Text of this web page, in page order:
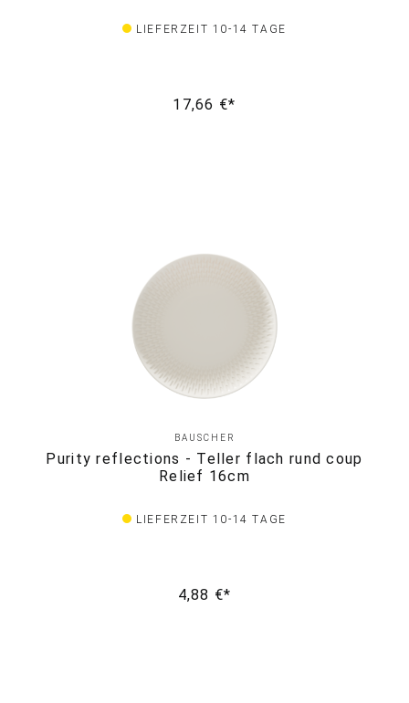
LIEFERZEIT 10-14 TAGE
17,66 €*
BAUSCHER
Purity reflections - Teller flach rund coup
Relief 16cm
LIEFERZEIT 10-14 TAGE
4,88 €*